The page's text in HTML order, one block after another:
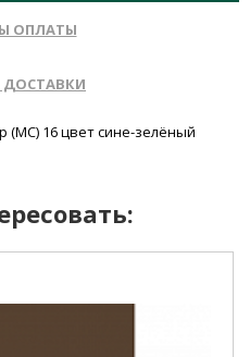
ОПЛАТЫ
16 цвет сине-зелёный